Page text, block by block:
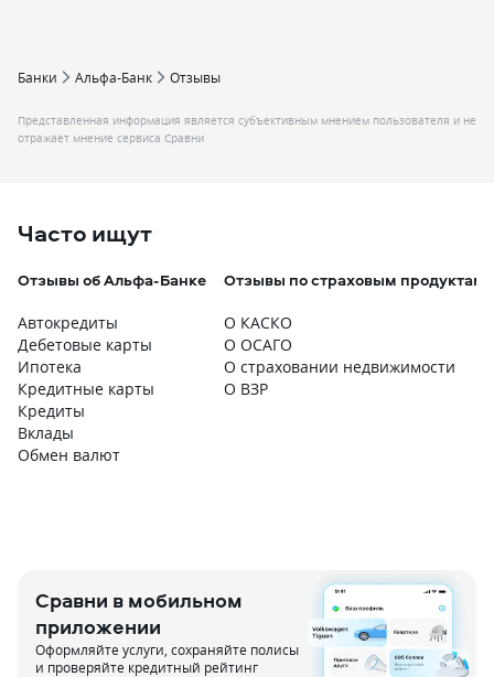
Банки Альфа-Банк Отзывы
Представленная информация является субъективным мнением пользователя и не
отражает мнение сервиса Сравни
Часто ищут
Отзывы об Альфа-Банке
Автокредиты
Дебетовые карты
Ипотека
Кредитные карты
Кредиты
Вклады
Обмен валют
Отзывы по страховым продуктам
О КАСКО
О ОСАГО
О страховании недвижимости
О ВЗР
Сравни в мобильном
приложении
Оформляйте услуги, сохраняйте полисы
и проверяйте кредитный рейтинг